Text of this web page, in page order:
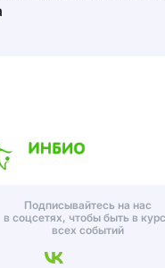
Подписывайтесь на нас
в соцсетях, чтобы быть в
всех событий